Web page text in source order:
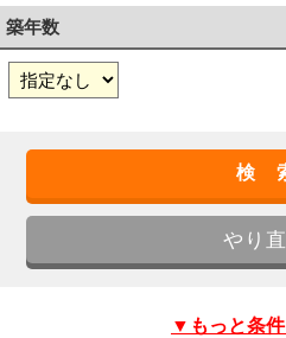
築年数
▼もっと条